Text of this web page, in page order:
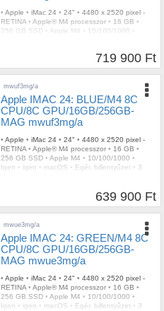
• Apple • iMac 24 • 24" • 4480 x 2520 pixel -
RETINA • Apple® M4 processzor • 16 GB •
256 GB SSD
Apple M4 10/100/1000
719 900 Ft
mwuf3mg/a
Apple IMAC 24: BLUE/M4 8C
CPU/8C GPU/16GB/256GB-
MAG mwuf3mg/a
• Apple • iMac 24 • 24" • 4480 x 2520 pixel -
RETINA • Apple® M4 processzor • 16 GB •
256 GB SSD • Apple M4 • 10/100/1000 •
Igen • igen • macOS • Egér, billentyűzet • 3
639 900 Ft
mwue3mg/a
Apple IMAC 24: GREEN/M4 8C
CPU/8C GPU/16GB/256GB-
MAG mwue3mg/a
• Apple • iMac 24 • 24" • 4480 x 2520 pixel -
RETINA • Apple® M4 processzor • 16 GB •
256 GB SSD • Apple M4 • 10/100/1000 •
Igen • igen • macOS • Egér, billentyűzet • 3